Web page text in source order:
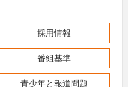
採用情報
番組基準
青少年と報道問題